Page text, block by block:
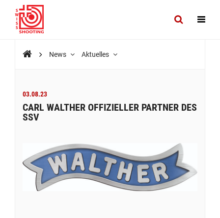
News Aktuelles
03.08.23
CARL WALTHER OFFIZIELLER PARTNER DES
SSV